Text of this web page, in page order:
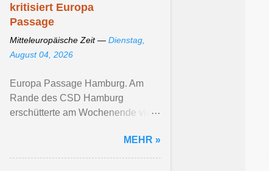
kritisiert Europa
Passage
Mitteleuropäische Zeit — Dienstag,
August 04, 2026
Europa Passage Hamburg. Am
Rande des CSD Hamburg
erschütterte am Wochenende viele
MEHR »